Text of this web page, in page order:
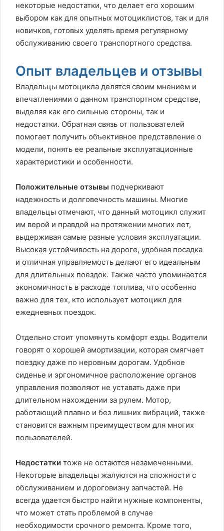
некоторые недостатки, что делает его хорошим
выбором как для опытных мотоциклистов, так и для
новичков, готовых уделять время регулярному
обслуживанию своего транспортного средства.
Опыт владельцев и отзывы
Владельцы мотоцикла делятся своим мнением и
впечатлениями о данном транспортном средстве,
выделяя как его сильные стороны, так и
недостатки. Обратная связь от пользователей
помогает получить объективное представление о
модели, понять ее реальные эксплуатационные
характеристики и особенности.
Положительные отзывы подчеркивают
надежность и долговечность машины. Многие
владельцы отмечают, что данный мотоцикл служит
им верой и правдой на протяжении многих лет,
выдерживая самые разные условия эксплуатации.
Высокая устойчивость на дороге, удобная посадка
и отличная управляемость делают его идеальным
для длительных поездок. Также часто упоминается
экономичность в расходе топлива, что особенно
важно для тех, кто использует мотоцикл для
ежедневных поездок.
Отдельно стоит упомянуть комфорт езды. Водители
говорят о хорошей амортизации, которая смягчает
поездку даже по неровным дорогам. Удобное
сиденье и эргономичное расположение органов
управления позволяют не уставать даже при
длительном нахождении за рулем. Мотор,
работающий плавно и без лишних вибраций, также
становится важным преимуществом для многих
пользователей.
Недостатки тоже не остаются незамеченными.
Некоторые владельцы жалуются на сложности с
обслуживанием и дороговизну запчастей. Не
всегда удается быстро найти нужные компоненты,
что может стать проблемой в случае
необходимости срочного ремонта. Кроме того,